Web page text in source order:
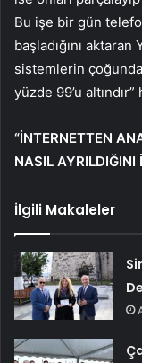
Bu işe bir gün
başladığını
sistemlerin
yüzde 99’u
“İNTERNETTEN
NASIL AYRILDIĞINI
İlgili Makaleler